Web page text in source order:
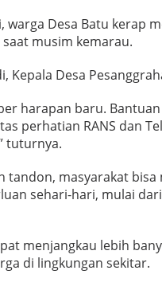
warga Desa Batu kerap
musim kemarau.
Kepala Desa
harapan baru.
perhatian RANS dan
tuturnya.
tandon, masyarakat
sehari-hari, mulai
menjangkau lebih
di lingkungan sekitar.